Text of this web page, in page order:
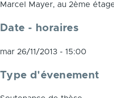
Marcel Mayer, au 2ème
Date - horaires
mar 26/11/2013 - 15:00
Type d'évenement